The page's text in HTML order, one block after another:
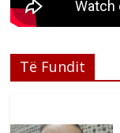
Të Fundit